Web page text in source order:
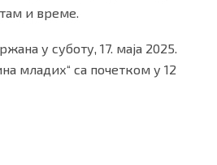
и време.
у суботу, 17. маја 2025.
младих“ са почетком у 12
коришћења Политика